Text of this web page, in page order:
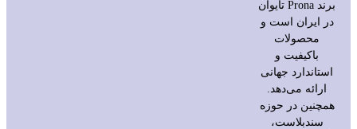
برند Prona تایوان
در ایران است و
محصولات
باکیفیت و
استاندارد جهانی
ارائه می‌دهد.
همچنین در حوزه
سندبلاست،